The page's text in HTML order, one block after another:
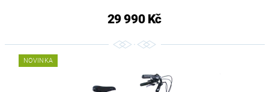
29 990 Kč
NOVINKA